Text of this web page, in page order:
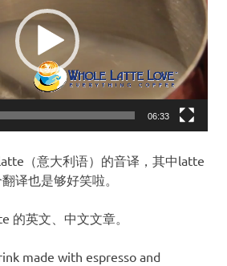
06:33
（意大利语）的音译，其中latte
译也是够好笑啦。
的英文、中文文章。
made with espresso and